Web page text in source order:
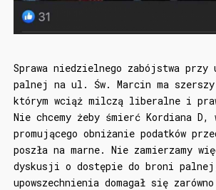
Sprawa niedzielnego zabójstwa
palnej na ul. Św. Marcin ma
którym wciąż milczą liberalne i
Nie chcemy żeby śmierć Kordiana D,
promującego obniżanie podatków
poszła na marne. Nie zamierzamy
dyskusji o dostępie do broni
upowszechnienia domagał się